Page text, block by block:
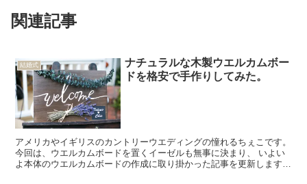
関連記事
結婚式
ナチュラルな木製ウエルカムボー
ドを格安で手作りしてみた。
アメリカやイギリスのカントリーウエディングの憧れるちぇこです。
今回は、ウエルカムボードを置くイーゼルも無事に決まり、 いよい
よ本体のウエルカムボードの作成に取り掛かった記事を更新します。